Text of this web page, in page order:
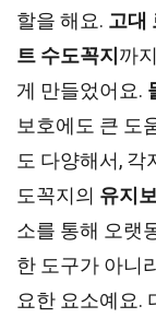
할을 해요. 고대
트 수도꼭지 까
게 만들었어요.
보호에도 큰 도
도 다양해서, 각
도꼭지의 유지
소를 통해 오랫
한 도구가 아니
요한 요소예요.